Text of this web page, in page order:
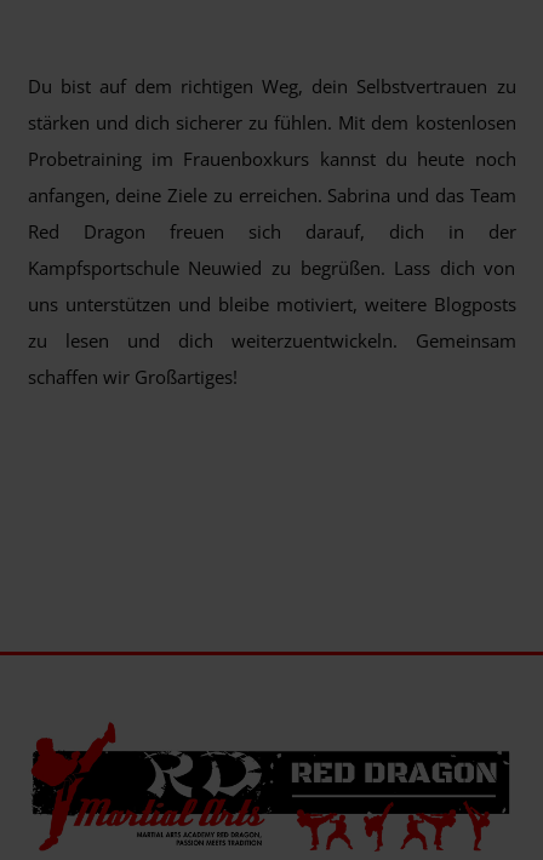
Du bist auf dem richtigen Weg, dein Selbstvertrauen zu
stärken und dich sicherer zu fühlen. Mit dem kostenlosen
Probetraining im Frauenboxkurs kannst du heute noch
anfangen, deine Ziele zu erreichen. Sabrina und das Team
Red Dragon freuen sich darauf, dich in der
Kampfsportschule Neuwied zu begrüßen. Lass dich von
uns unterstützen und bleibe motiviert, weitere Blogposts
zu lesen und dich weiterzuentwickeln. Gemeinsam
schaffen wir Großartiges!